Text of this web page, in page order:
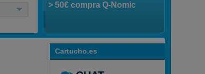
> 50€ compra Q-Nomic
Cartucho.es